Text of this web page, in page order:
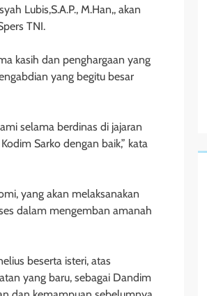
Lubis,S.A.P., M.Han,, akan
TNI.
kasih dan penghargaan yang
yang begitu besar
selama berdinas di jajaran
Sarko dengan baik,” kata
yang akan melaksanakan
dalam mengemban amanah
beserta isteri, atas
yang baru, sebagai Dandim